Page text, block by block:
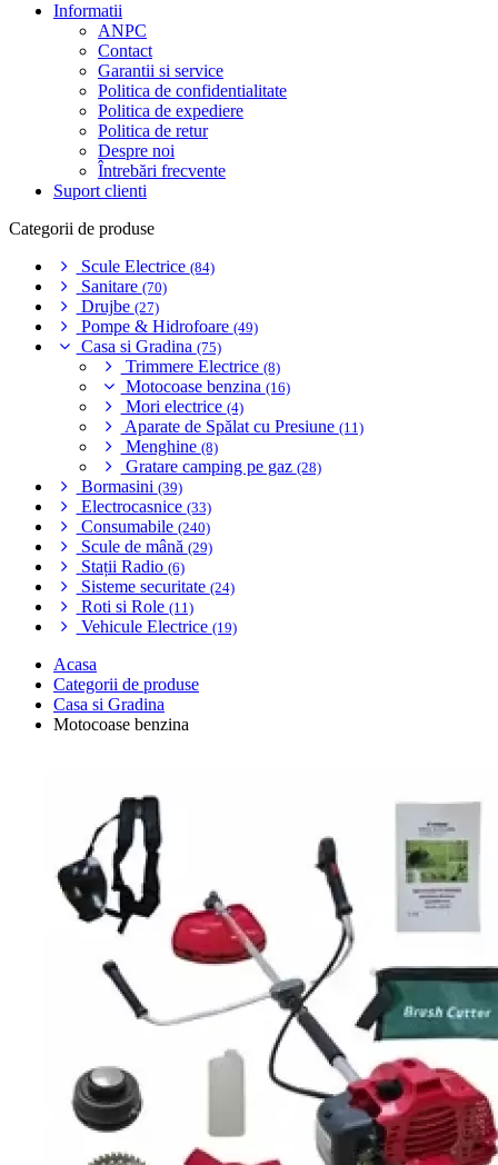
Informatii
ANPC
Contact
Garantii si service
Politica de confidentialitate
Politica de expediere
Politica de retur
Despre noi
Întrebări frecvente
Suport clienti
Categorii de produse
Scule Electrice (84)
Sanitare (70)
Drujbe (27)
Pompe & Hidrofoare (49)
Casa si Gradina (75)
Trimmere Electrice (8)
Motocoase benzina (16)
Mori electrice (4)
Aparate de Spălat cu Presiune (11)
Menghine (8)
Gratare camping pe gaz (28)
Bormasini (39)
Electrocasnice (33)
Consumabile (240)
Scule de mână (29)
Stații Radio (6)
Sisteme securitate (24)
Roti si Role (11)
Vehicule Electrice (19)
Acasa
Categorii de produse
Casa si Gradina
Motocoase benzina